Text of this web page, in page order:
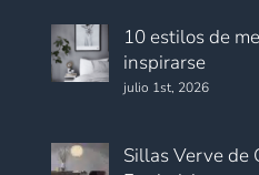
10 estilos de
inspirarse
julio 1st, 2026
Sillas Verve de